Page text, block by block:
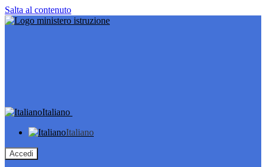
Salta al contenuto
Italiano
Italiano
Accedi